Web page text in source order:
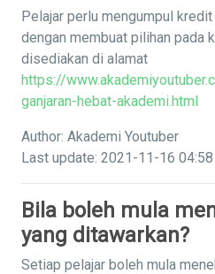
Pelajar perlu mengumpul
dengan membuat pilihan pada
disediakan di alamat
https://
ganjaran-hebat-akademi.html
Author: Akademi Youtuber
Last update: 2021-11-16 04:58
Bila boleh mula
yang ditawarkan?
Setiap pelajar boleh mula